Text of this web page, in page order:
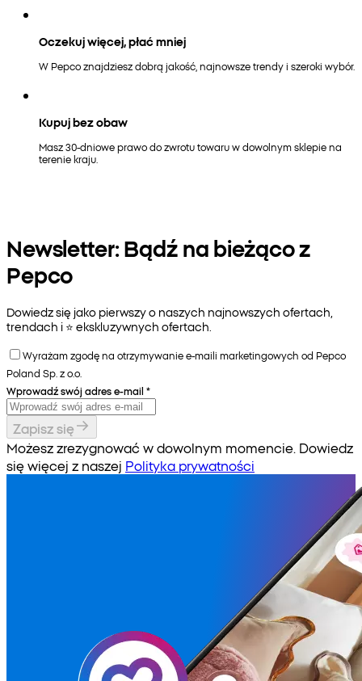
Oczekuj więcej, płać mniej
W Pepco znajdziesz dobrą jakość, najnowsze trendy i szeroki wybór.
Kupuj bez obaw
Masz 30-dniowe prawo do zwrotu towaru w dowolnym sklepie na
terenie kraju.
Newsletter: Bądź na bieżąco z
Pepco
Dowiedz się jako pierwszy o naszych najnowszych ofertach,
trendach i ⭐️ ekskluzywnych ofertach.
Wyrażam zgodę na otrzymywanie e-maili marketingowych od Pepco
Poland Sp. z o.o.
Wprowadź swój adres e-mail *
Zapisz się
Możesz zrezygnować w dowolnym momencie. Dowiedz
się więcej z naszej Polityka prywatności